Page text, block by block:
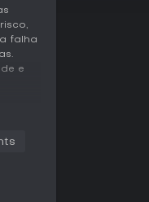
falha
e